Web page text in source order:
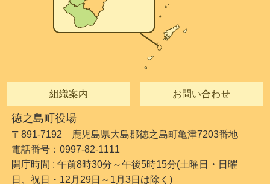
組織案内 お問い合わせ
徳之島町役場
〒891-7192 鹿児島県大島郡徳之島町亀津7203番地
電話番号：0997-82-1111
開庁時間 : 午前8時30分～午後5時15分(土曜日・日曜
日、祝日・12月29日～1月3日は除く)